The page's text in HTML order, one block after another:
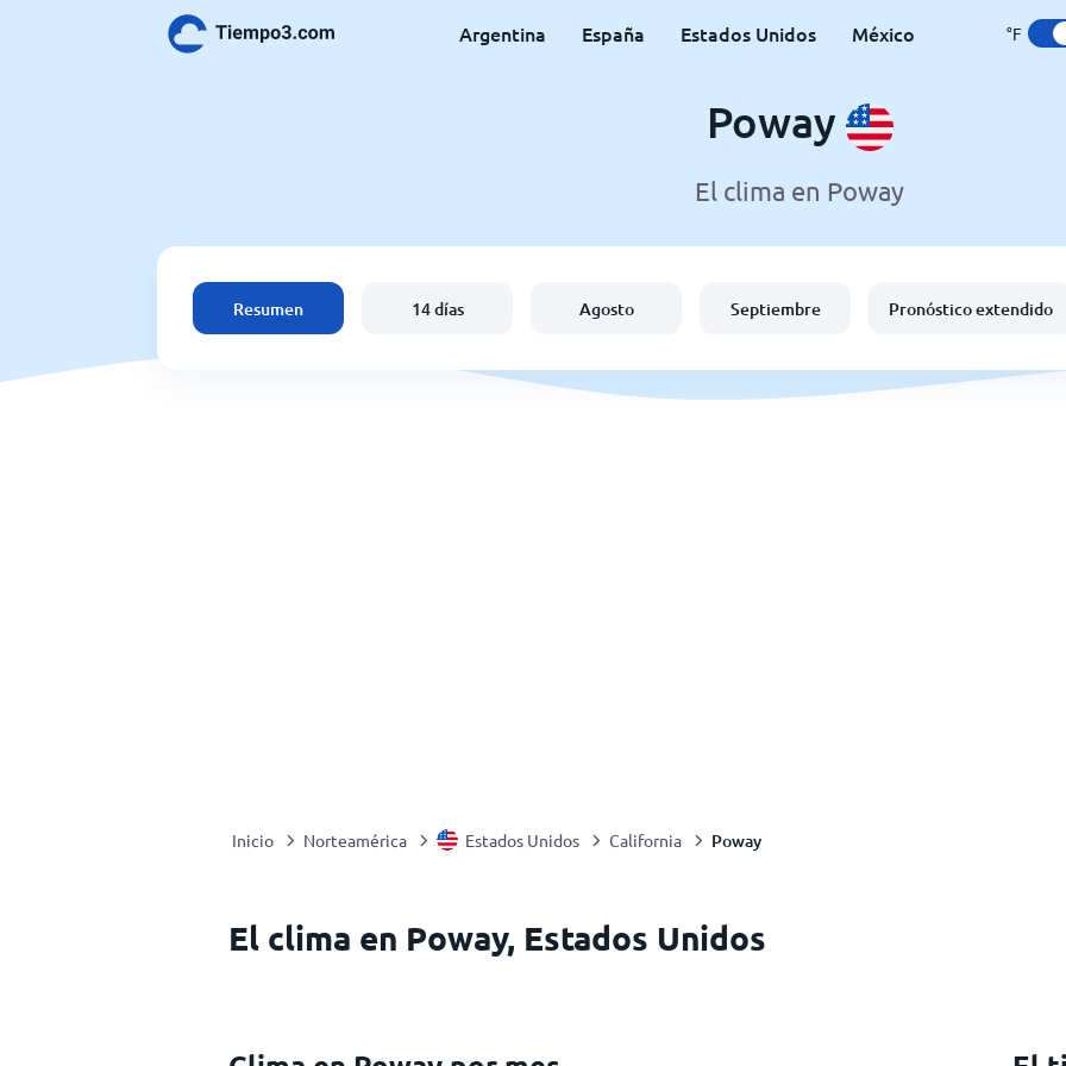
Argentina España Estados Unidos México °F
Poway
El clima en Poway
Resumen 14 días Agosto Septiembre Pronóstico extendido
Inicio Norteamérica Estados Unidos California Poway
El clima en Poway, Estados Unidos